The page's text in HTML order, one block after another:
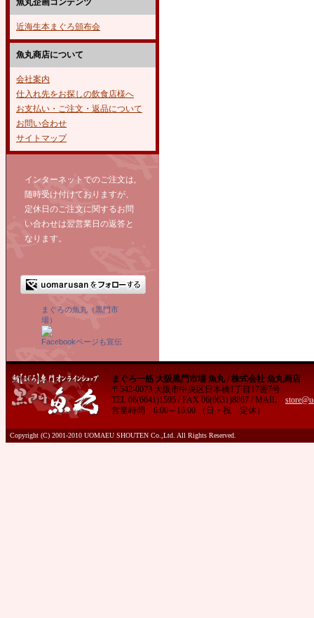
魚丸企画コンテンツ
近海生本まぐろ頒布会
魚丸商店について
会社案内
仕入れ先をお探しの飲食店様へ
お支払い・ご注文・返品について
お問い合わせ
サイトマップ
インターネットでのご注文は,
随時受け付けておりますが、
定休日のご注文に関するお問
い合わせは翌営業日の返答と
なります。
まぐろの魚丸（黒門市
場）
Facebookページも宣伝
まぐろ一筋 大阪黒門市場 魚丸 / 株式会社 魚丸商店
〒542-0073 大阪市中央区日本橋1丁目17番7号
TEL 06(6641)1595 / FAX 06(6631)8867 / MAIL
営業時間 6:00～16:00 （日・祝 定休）
Copyright (C) 2001-2010 UOMAEU SHOUTEN Co.,Ltd. All Rights Reserved.